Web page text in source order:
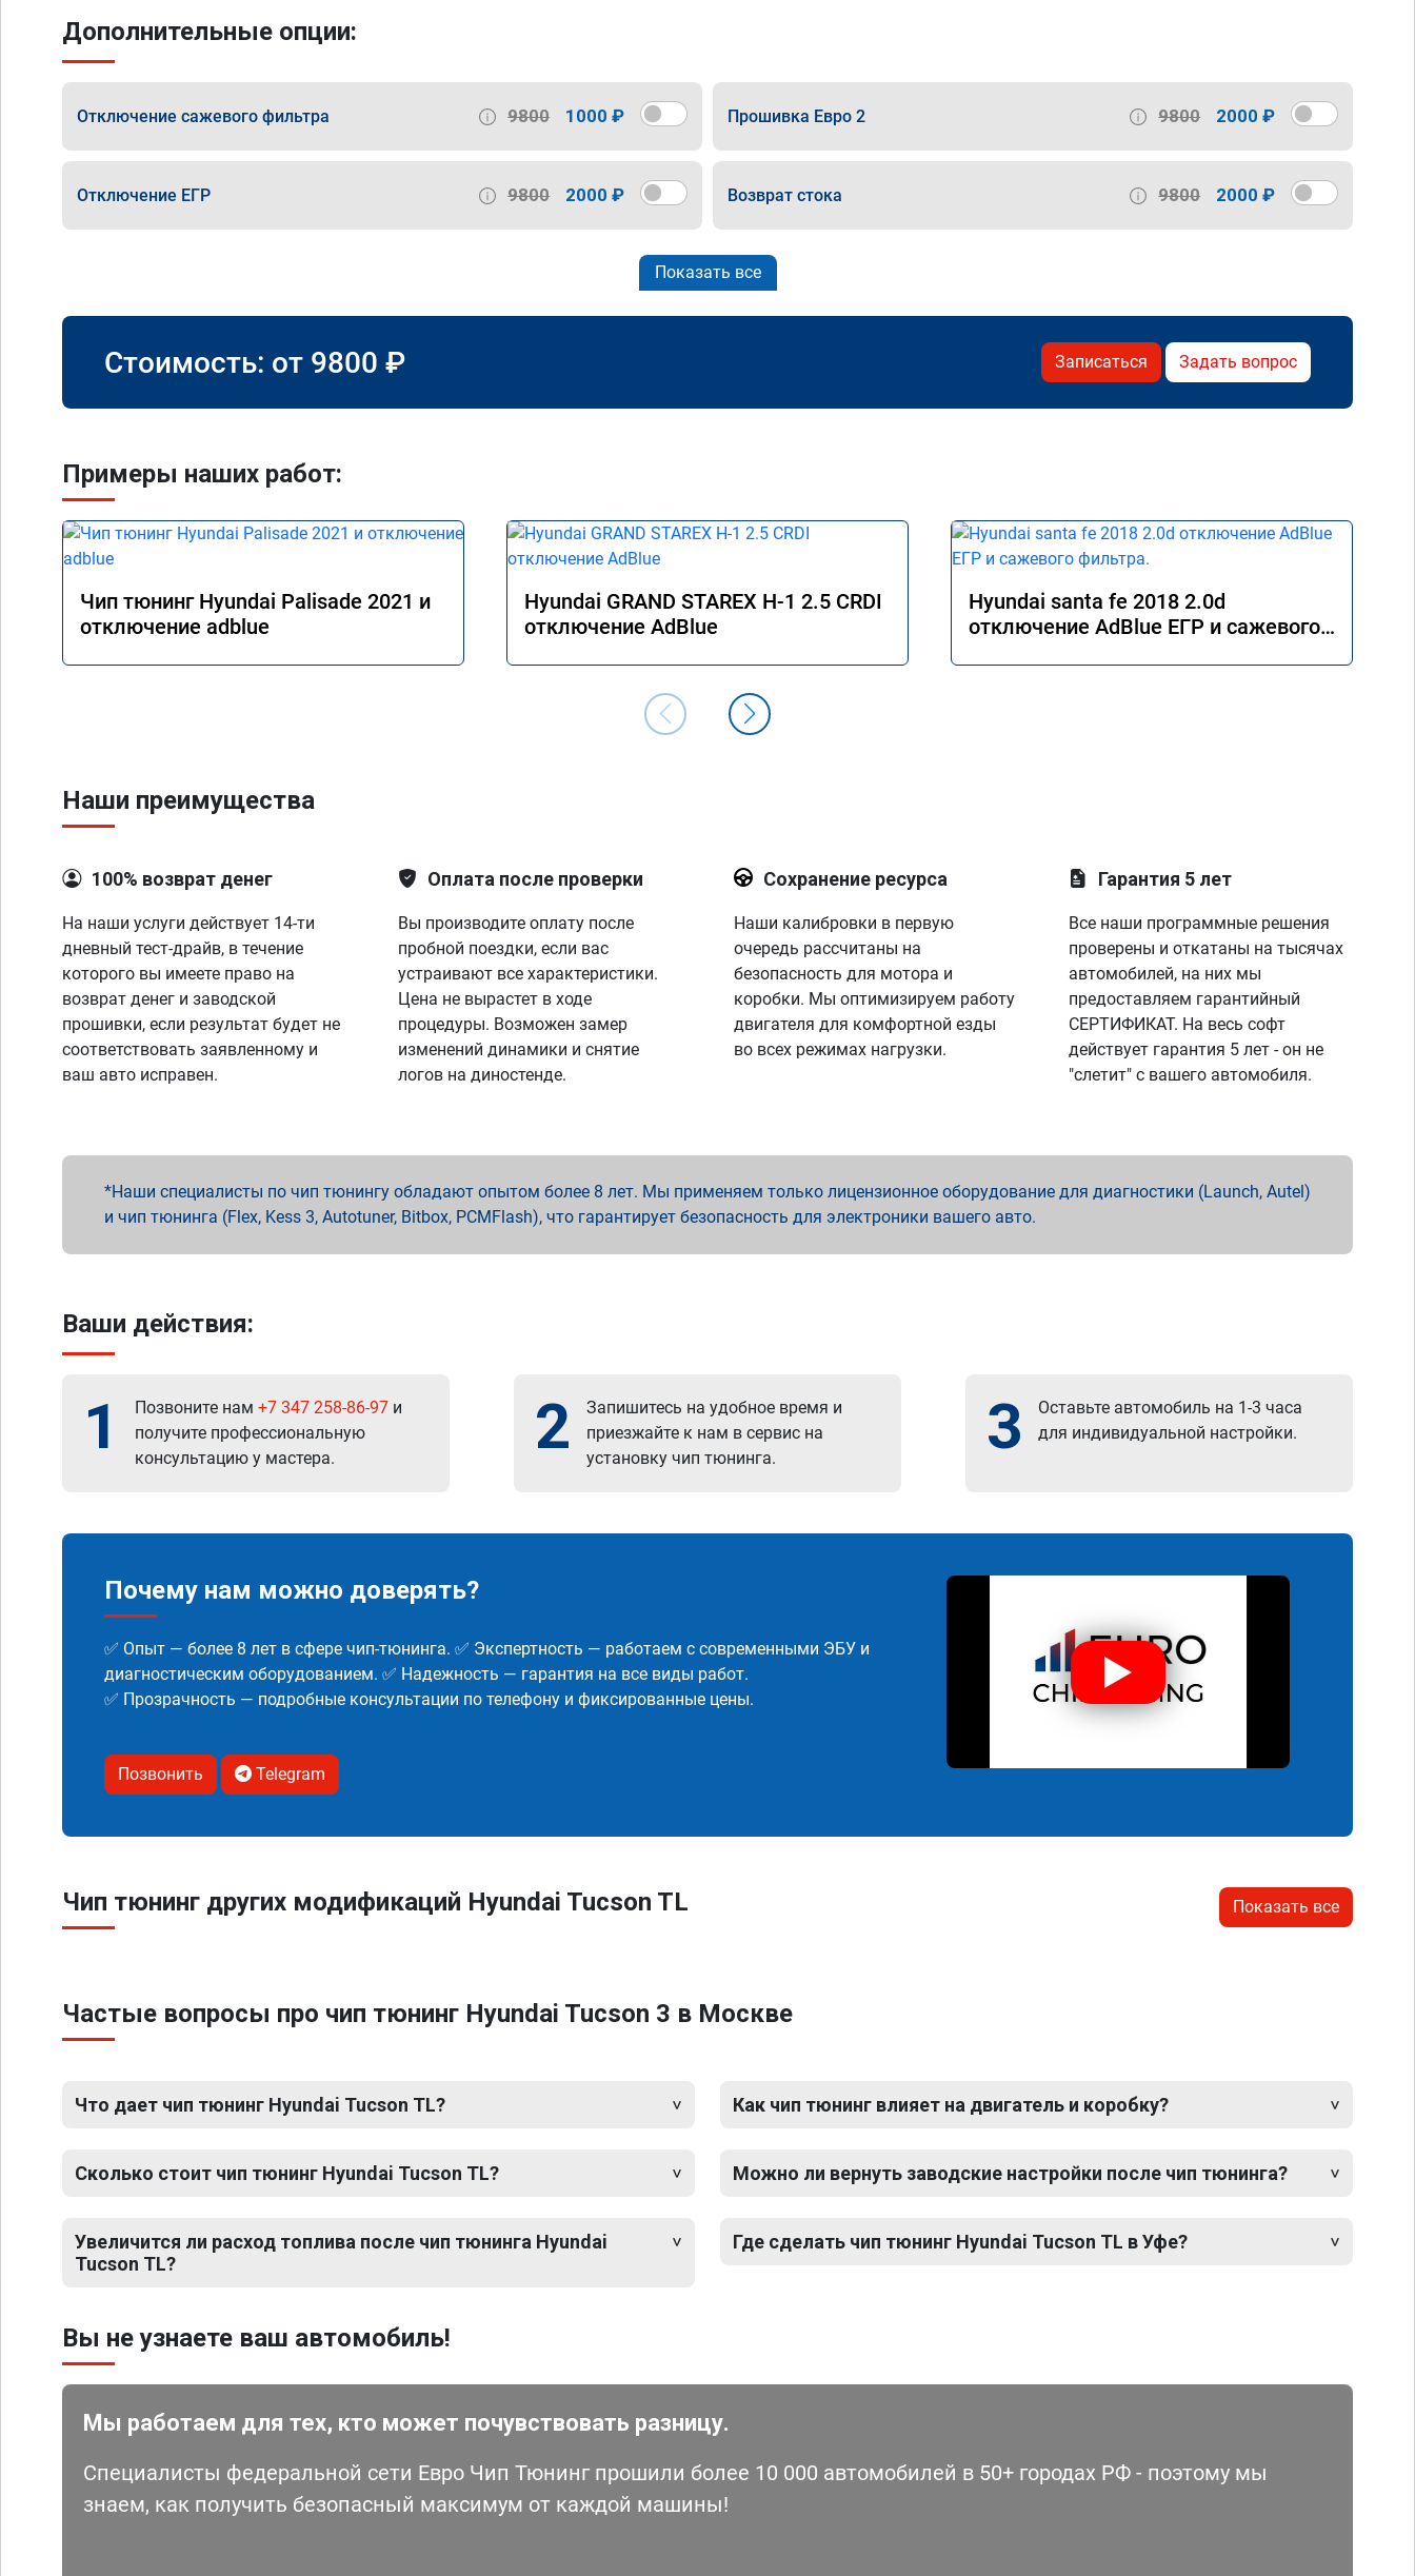
Дополнительные опции:
Отключение сажевого фильтра 9800 1000 ₽ Прошивка Евро 2 9800 2000 ₽
Отключение ЕГР 9800 2000 ₽ Возврат стока 9800 2000 ₽
Показать все
Стоимость: от 9800 ₽ Записаться Задать вопрос
Примеры наших работ:
Чип тюнинг Hyundai Palisade 2021 и
отключение adblue
Hyundai GRAND STAREX H-1 2.5 CRDI
отключение AdBlue
Hyundai santa fe 2018 2.0d
отключение AdBlue ЕГР и сажевого
Наши преимущества
100% возврат денег
На наши услуги действует 14-ти
дневный тест-драйв, в течение
которого вы имеете право на
возврат денег и заводской
прошивки, если результат будет не
соответствовать заявленному и
ваш авто исправен.
Оплата после проверки
Вы производите оплату после
пробной поездки, если вас
устраивают все характеристики.
Цена не вырастет в ходе
процедуры. Возможен замер
изменений динамики и снятие
логов на диностенде.
Сохранение ресурса
Наши калибровки в первую
очередь рассчитаны на
безопасность для мотора и
коробки. Мы оптимизируем работу
двигателя для комфортной езды
во всех режимах нагрузки.
Гарантия 5 лет
Все наши программные решения
проверены и откатаны на тысячах
автомобилей, на них мы
предоставляем гарантийный
СЕРТИФИКАТ. На весь софт
действует гарантия 5 лет - он не
"слетит" с вашего автомобиля.
Наши специалисты по чип тюнингу обладают опытом более 8 лет. Мы применяем только лицензионное оборудование для диагностики (Launch, Autel)
и чип тюнинга (Flex, Kess 3, Autotuner, Bitbox, PCMFlash), что гарантирует безопасность для электроники вашего авто.
Ваши действия:
1 Позвоните нам +7 347 258-86-97 и
получите профессиональную
консультацию у мастера.
2
Запишитесь на удобное время и
приезжайте к нам в сервис на
установку чип тюнинга.
3
Оставьте автомобиль на 1-3 часа
для индивидуальной настройки.
Почему нам можно доверять?
✅ Опыт — более 8 лет в сфере чип-тюнинга. ✅ Экспертность — работаем с современными ЭБУ и
диагностическим оборудованием. ✅ Надежность — гарантия на все виды работ.
✅ Прозрачность — подробные консультации по телефону и фиксированные цены.
Позвонить Telegram
Чип тюнинг других модификаций Hyundai Tucson TL Показать все
Частые вопросы про чип тюнинг Hyundai Tucson 3 в Москве
Что дает чип тюнинг Hyundai Tucson TL?
Сколько стоит чип тюнинг Hyundai Tucson TL?
Увеличится ли расход топлива после чип тюнинга Hyundai
Tucson TL?
Как чип тюнинг влияет на двигатель и коробку?
Можно ли вернуть заводские настройки после чип тюнинга?
Где сделать чип тюнинг Hyundai Tucson TL в Уфе?
Вы не узнаете ваш автомобиль!
Мы работаем для тех, кто может почувствовать разницу.
Специалисты федеральной сети Евро Чип Тюнинг прошили более 10 000 автомобилей в 50+ городах РФ - поэтому мы
знаем, как получить безопасный максимум от каждой машины!